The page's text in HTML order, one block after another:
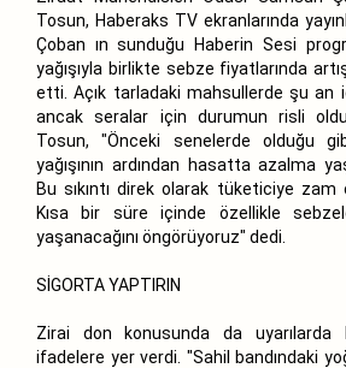
Tosun, Haberaks TV ekranlarında
Çoban ın sunduğu Haberin Sesi
yağışıyla birlikte sebze fiyatlarında
etti. Açık tarladaki mahsullerde şu an
ancak seralar için durumun risli
Tosun, "Önceki senelerde olduğu
yağışının ardından hasatta azalma
Bu sıkıntı direk olarak tüketiciye zam
Kısa bir süre içinde özellikle
yaşanacağını öngörüyoruz" dedi.
SİGORTA YAPTIRIN
Zirai don konusunda da uyarılarda
ifadelere yer verdi. "Sahil bandındaki